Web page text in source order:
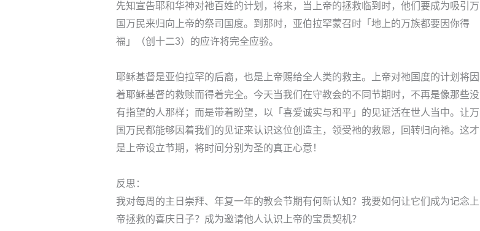
先知宣告耶和华神对祂百姓的计划，将来，当上帝的拯救临到时，他们要成为吸引万
国万民来归向上帝的祭司国度。到那时，亚伯拉罕蒙召时「地上的万族都要因你得
福」（创十二3）的应许将完全应验。
耶稣基督是亚伯拉罕的后裔，也是上帝赐给全人类的救主。上帝对祂国度的计划将因
着耶稣基督的救赎而得着完全。今天当我们在守教会的不同节期时，不再是像那些没
有指望的人那样；而是带着盼望，以「喜爱诚实与和平」的见证活在世人当中。让万
国万民都能够因着我们的见证来认识这位创造主，领受祂的救恩，回转归向祂。这才
是上帝设立节期，将时间分别为圣的真正心意！
反思：
我对每周的主日崇拜、年复一年的教会节期有何新认知？我要如何让它们成为记念上
帝拯救的喜庆日子？成为邀请他人认识上帝的宝贵契机？